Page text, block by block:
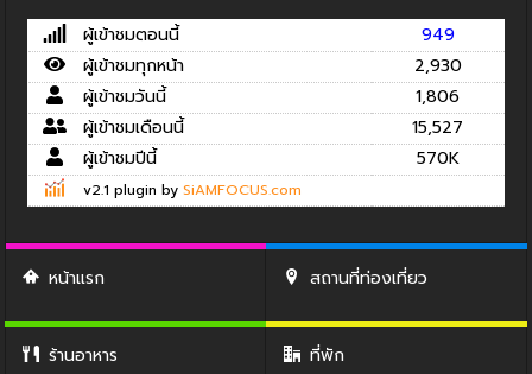
ผู้เข้าชมตอนนี้
949
ผู้เข้าชมทุกหน้า
2,930
ผู้เข้าชมวันนี้
1,806
ผู้เข้าชมเดือนนี้
15,527
ผู้เข้าชมปีนี้
570K
v2.1 plugin by SiAMFOCUS.com
หน้าแรก สถานที่ท่องเที่ยว
ร้านอาหาร ที่พัก